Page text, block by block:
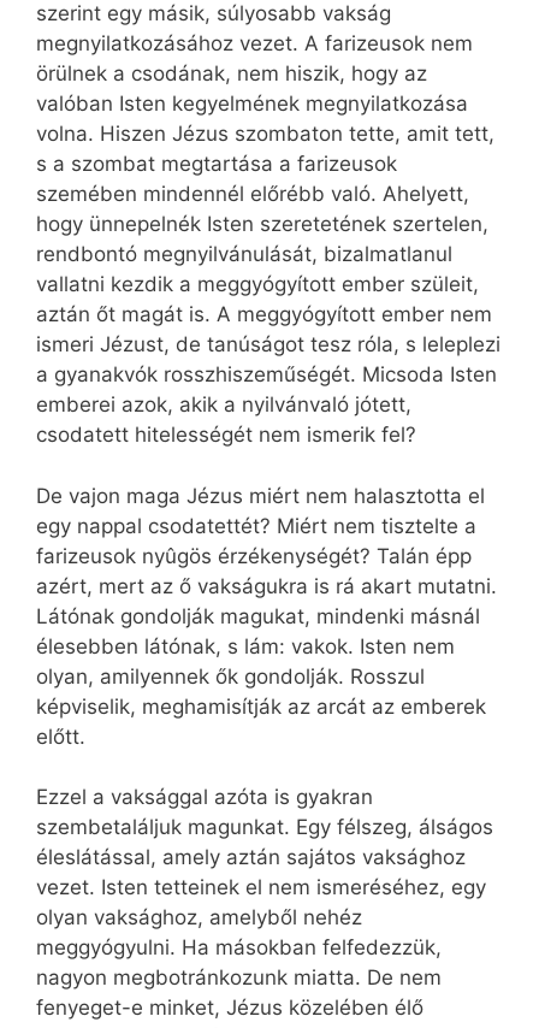
szerint egy másik, súlyosabb vakság
megnyilatkozásához vezet. A farizeusok nem
örülnek a csodának, nem hiszik, hogy az
valóban Isten kegyelmének megnyilatkozása
volna. Hiszen Jézus szombaton tette, amit tett,
s a szombat megtartása a farizeusok
szemében mindennél előrébb való. Ahelyett,
hogy ünnepelnék Isten szeretetének szertelen,
rendbontó megnyilvánulását, bizalmatlanul
vallatni kezdik a meggyógyított ember szüleit,
aztán őt magát is. A meggyógyított ember nem
ismeri Jézust, de tanúságot tesz róla, s leleplezi
a gyanakvók rosszhiszeműségét. Micsoda Isten
emberei azok, akik a nyilvánvaló jótett,
csodatett hitelességét nem ismerik fel?
De vajon maga Jézus miért nem halasztotta el
egy nappal csodatettét? Miért nem tisztelte a
farizeusok nyûgös érzékenységét? Talán épp
azért, mert az ő vakságukra is rá akart mutatni.
Látónak gondolják magukat, mindenki másnál
élesebben látónak, s lám: vakok. Isten nem
olyan, amilyennek ők gondolják. Rosszul
képviselik, meghamisítják az arcát az emberek
előtt.
Ezzel a vaksággal azóta is gyakran
szembetaláljuk magunkat. Egy félszeg, álságos
éleslátással, amely aztán sajátos vaksághoz
vezet. Isten tetteinek el nem ismeréséhez, egy
olyan vaksághoz, amelyből nehéz
meggyógyulni. Ha másokban felfedezzük,
nagyon megbotránkozunk miatta. De nem
fenyeget-e minket, Jézus közelében élő